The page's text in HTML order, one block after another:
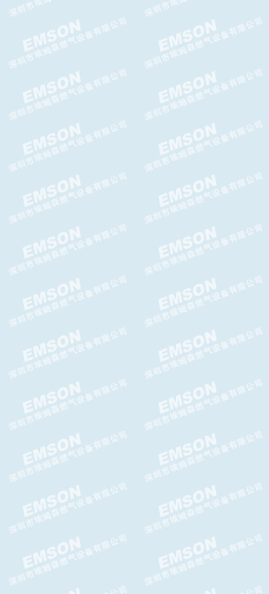
FRS调压器DUNGS调压阀
TA-935轴流阀TA-935减压阀
Tormene
TA-956MFO调压器 TA-
TA-956DFO减压阀TA-956DFO
调压器
TA-956 减压阀 TA-956FC减压
阀
TA-992SH减压阀,TA-992SH高
压减压阀
GIPS-H切断阀,GIPS-FC切断
阀,GASCAT切断阀